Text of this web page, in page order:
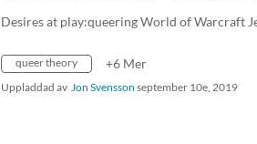
Desires at play:queering World of Warcraft
queer theory +6 Mer
Uppladdad av Jon Svensson september 10e, 2019